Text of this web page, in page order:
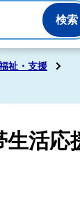
祉・支援
生活